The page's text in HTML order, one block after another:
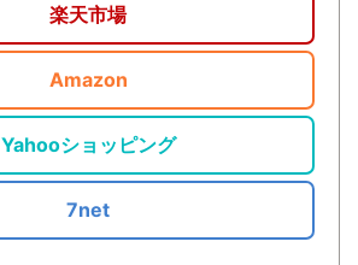
楽天市場
Amazon
Yahooショッピング
7net